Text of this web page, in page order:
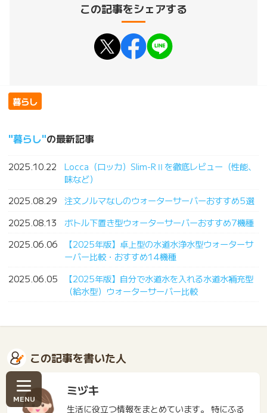
この記事をシェアする
暮らし
暮らし の最新記事
2025.10.22
Locca（ロッカ）Slim-RⅡを徹底レビュー（性能、
味など）
2025.08.29
注文ノルマなしのウォーターサーバーおすすめ5選
2025.08.13
ボトル下置き型ウォーターサーバーおすすめ7機種
2025.06.06
【2025年版】卓上型の水道水浄水型ウォーターサ
ーバー比較・おすすめ14機種
2025.06.05
【2025年版】自分で水道水を入れる水道水補充型
（給水型）ウォーターサーバー比較
この記事を書いた人
ミヅキ
生活に役立つ情報をまとめています。 特にふる